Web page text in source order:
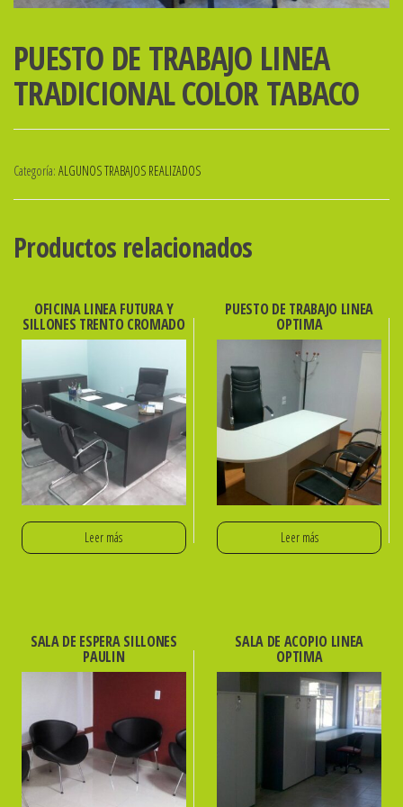
PUESTO DE TRABAJO LINEA
TRADICIONAL COLOR TABACO
Categoría: ALGUNOS TRABAJOS REALIZADOS
Productos relacionados
OFICINA LINEA FUTURA Y
SILLONES TRENTO CROMADO
Leer más
PUESTO DE TRABAJO LINEA
OPTIMA
Leer más
SALA DE ESPERA SILLONES
PAULIN
SALA DE ACOPIO LINEA
OPTIMA